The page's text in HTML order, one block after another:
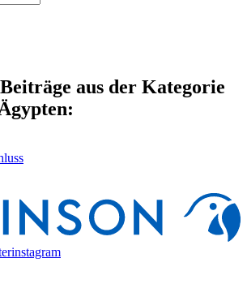
aus der Kategorie
instagram